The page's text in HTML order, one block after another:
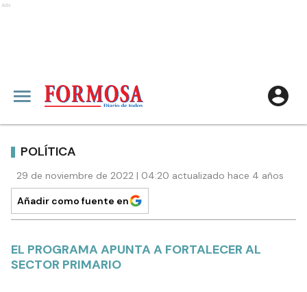
Ads
POLÍTICA
29 de noviembre de 2022 | 04:20 actualizado hace 4 años
Añadir como fuente en
EL PROGRAMA APUNTA A FORTALECER AL
SECTOR PRIMARIO